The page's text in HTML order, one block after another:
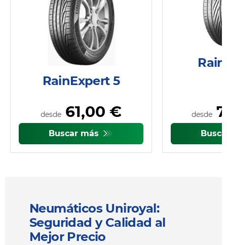
RainExpert 5
desde 61,00 €
Buscar más
desde
Neumáticos Uniroyal:
Seguridad y Calidad al
Mejor Precio